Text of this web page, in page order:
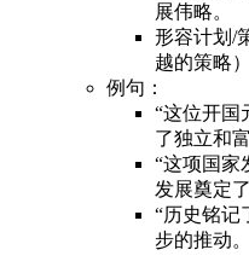
展伟略。
形容计划/
越的策略
例句：
“这位开国
了独立和
“这项国家
发展奠定
“历史铭记
步的推动